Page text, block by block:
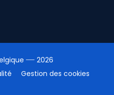
2026
Gestion des cookies